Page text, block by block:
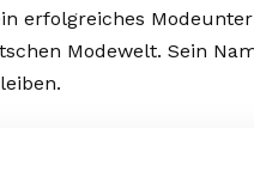
erfolgreiches
Modewelt. Sein